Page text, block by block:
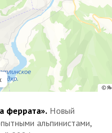
феррата». Новый
альпинистами,